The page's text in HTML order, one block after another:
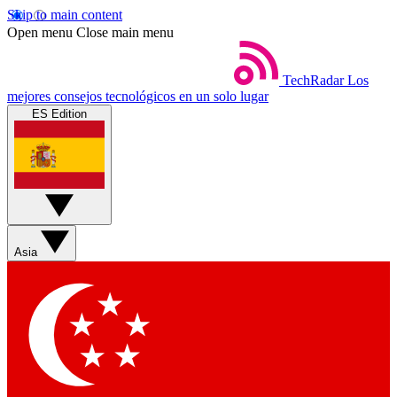
Skip to main content
Open menu Close main menu
TechRadar Los
mejores consejos tecnológicos en un solo lugar
ES Edition
Asia